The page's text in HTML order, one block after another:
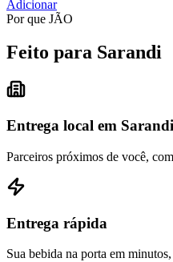
Adicionar
Por que JÃO
Feito para Sarandi
Entrega local em Sarandi
Parceiros próximos de você,
Entrega rápida
Sua bebida na porta em